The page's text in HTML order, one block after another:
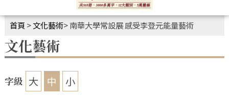
首頁 >文化藝術>南華大學常設展 感受李登元能量藝術
文化藝術
字級 大 中 小